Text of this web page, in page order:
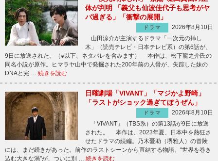
体が判明 「義父も仙波佳代子も思考がヤ
バ過ぎる」「衝撃の展開」
ドラマ
2026年8月10日
山田涼介が主演するドラマ「一次元の挿し
木」（読売テレビ・日本テレビ系）の第6話が、
9日に放送された。（※以下、ネタバレを含みます） 本作は、松下龍之介氏の
同名小説が原作。ヒマラヤ山中で発掘された200年前の人骨が、失踪した妹の
DNAと完 … 続きを読む
日曜劇場「VIVANT」「マジかよ野崎」
「ラストがショック過ぎてぼうぜん」
ドラマ
2026年8月10日
「VIVANT」（TBS系）の第13話が9日に放送
された。 本作は、2023年夏、日本中を熱狂さ
せたドラマの続編。乃木憂助（堺雅人）の冒険
には、まだ続きがあった。前作のラストシーンから直結する物語。“世界を巻き
込む大きな渦”が、ついに別 … 続きを読む